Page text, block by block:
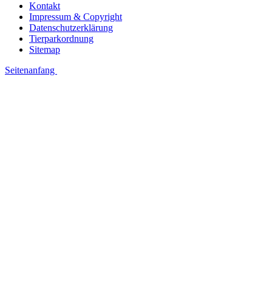
Kontakt
Impressum & Copyright
Datenschutzerklärung
Tierparkordnung
Sitemap
Seitenanfang